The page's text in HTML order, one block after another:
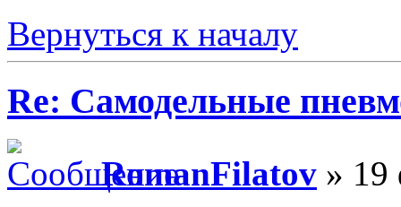
Вернуться к началу
Re: Самодельные
RomanFilatov » 19